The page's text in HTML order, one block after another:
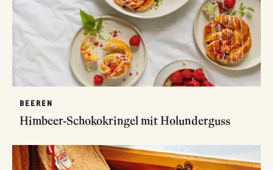
BEEREN
Himbeer-Schokokringel mit Holunderguss